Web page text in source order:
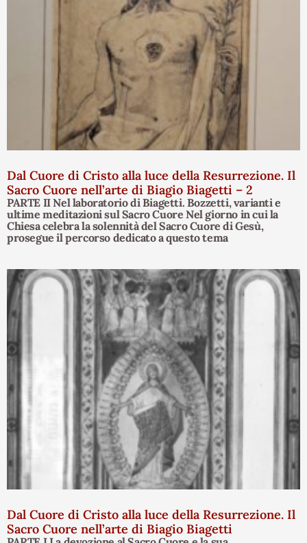
Dal Cuore di Cristo alla luce della Resurrezione. Il
Sacro Cuore nell’arte di Biagio Biagetti – 2
PARTE II Nel laboratorio di Biagetti. Bozzetti, varianti e
ultime meditazioni sul Sacro Cuore Nel giorno in cui la
Chiesa celebra la solennità del Sacro Cuore di Gesù,
prosegue il percorso dedicato a questo tema
Dal Cuore di Cristo alla luce della Resurrezione. Il
Sacro Cuore nell’arte di Biagio Biagetti